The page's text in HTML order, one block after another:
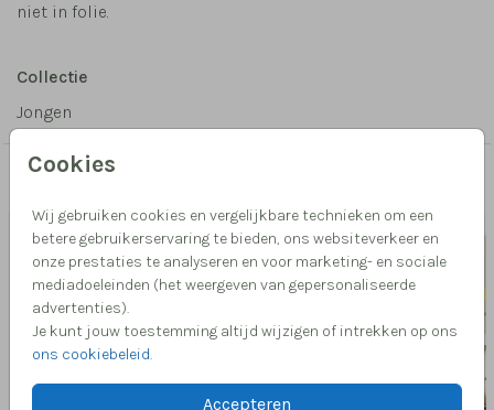
Cookies
Wij gebruiken cookies en vergelijkbare technieken om een
betere gebruikerservaring te bieden, ons websiteverkeer en
onze prestaties te analyseren en voor marketing- en sociale
mediadoeleinden (het weergeven van gepersonaliseerde
advertenties).
Je kunt jouw toestemming altijd wijzigen of intrekken op ons
ons cookiebeleid.
Accepteren
niet in folie.
Collectie
Jongen